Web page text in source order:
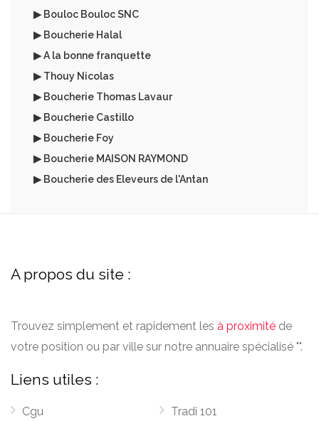
▶ Bouloc Bouloc SNC
▶ Boucherie Halal
▶ A la bonne franquette
▶ Thouy Nicolas
▶ Boucherie Thomas Lavaur
▶ Boucherie Castillo
▶ Boucherie Foy
▶ Boucherie MAISON RAYMOND
▶ Boucherie des Eleveurs de l'Antan
A propos du site :
Trouvez simplement et rapidement les à proximité de
votre position ou par ville sur notre annuaire spécialisé "".
Liens utiles :
Cgu
Tradi 101